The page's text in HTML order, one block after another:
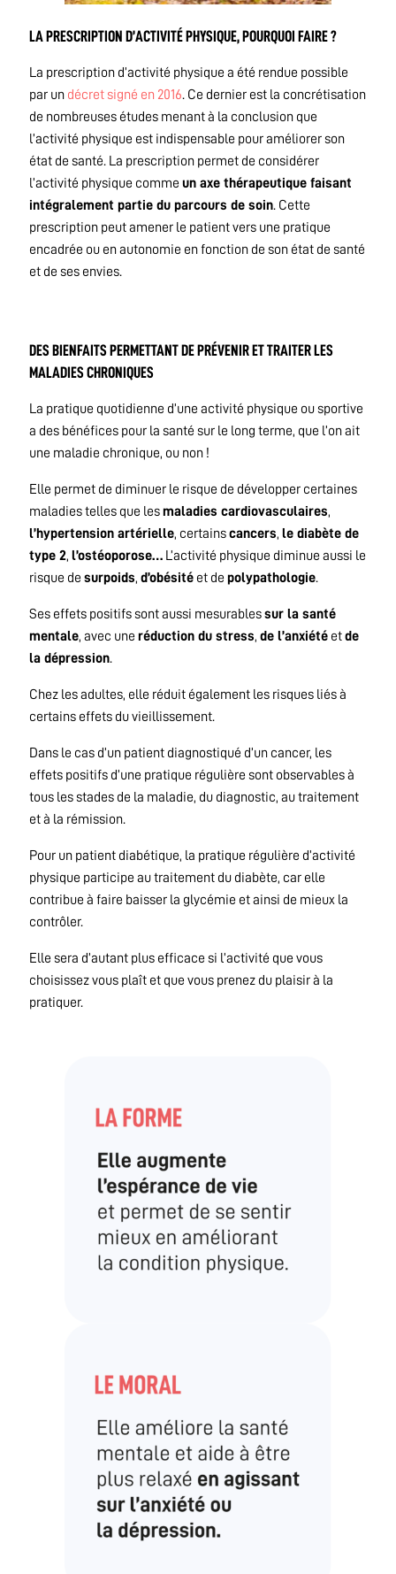
LA PRESCRIPTION D’ACTIVITÉ PHYSIQUE, POURQUOI FAIRE ?
La prescription d’activité physique a été rendue possible
par un décret signé en 2016. Ce dernier est la concrétisation
de nombreuses études menant à la conclusion que
l’activité physique est indispensable pour améliorer son
état de santé. La prescription permet de considérer
l’activité physique comme un axe thérapeutique faisant
intégralement partie du parcours de soin. Cette
prescription peut amener le patient vers une pratique
encadrée ou en autonomie en fonction de son état de santé
et de ses envies.
DES BIENFAITS PERMETTANT DE PRÉVENIR ET TRAITER LES
MALADIES CHRONIQUES
La pratique quotidienne d’une activité physique ou sportive
a des bénéfices pour la santé sur le long terme, que l’on ait
une maladie chronique, ou non !
Elle permet de diminuer le risque de développer certaines
maladies telles que lesmaladies cardiovasculaires,
l’hypertension artérielle, certainscancers, le diabète de
type 2, l’ostéoporose…L’activité physique diminue aussi le
risque de surpoids, d’obésitéet de polypathologie.
Ses effets positifs sont aussi mesurablessur la santé
mentale, avec une réduction du stress, de l’anxiétéetde
la dépression.
Chez les adultes, elle réduit également les risques liés à
certains effets du vieillissement.
Dans le cas d’un patient diagnostiqué d’un cancer, les
effets positifs d’une pratique régulière sont observables à
tous les stades de la maladie, du diagnostic, au traitement
et à la rémission.
Pour un patient diabétique, la pratique régulière d’activité
physique participe au traitement du diabète, car elle
contribue à faire baisser la glycémie et ainsi de mieux la
contrôler.
Elle sera d’autant plus efficace si l’activité que vous
choisissez vous plaît et que vous prenez du plaisir à la
pratiquer.